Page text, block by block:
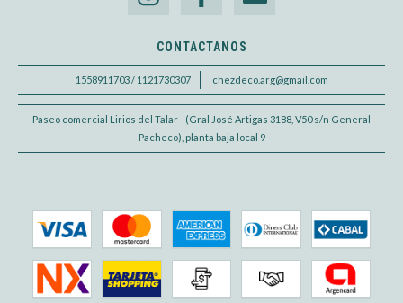
CONTACTANOS
1558911703 / 1121730307 chezdeco.arg@gmail.com
Paseo comercial Lirios del Talar - (Gral José Artigas 3188, V50 s/n General
Pacheco), planta baja local 9